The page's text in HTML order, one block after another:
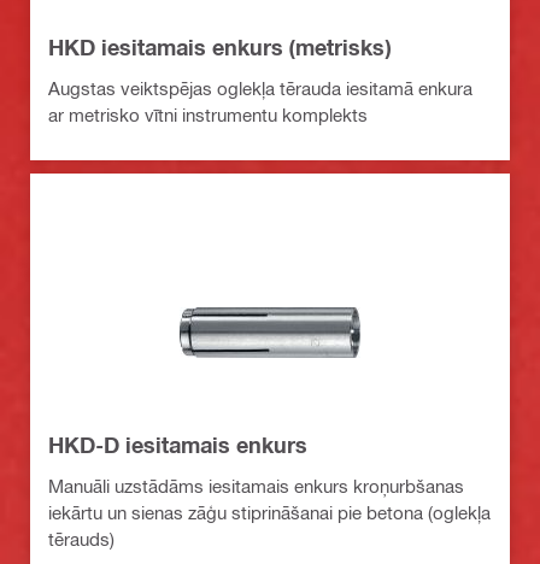
HKD iesitamais enkurs (metrisks)
Augstas veiktspējas oglekļa tērauda iesitamā enkura
ar metrisko vītni instrumentu komplekts
HKD-D iesitamais enkurs
Manuāli uzstādāms iesitamais enkurs kroņurbšanas
iekārtu un sienas zāģu stiprināšanai pie betona (oglekļa
tērauds)